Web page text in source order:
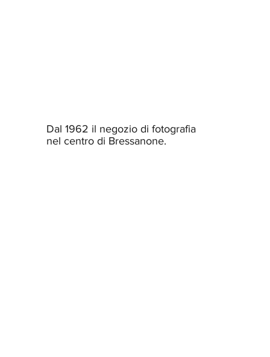
Dal 1962 il negozio di fotografia
nel centro di Bressanone.